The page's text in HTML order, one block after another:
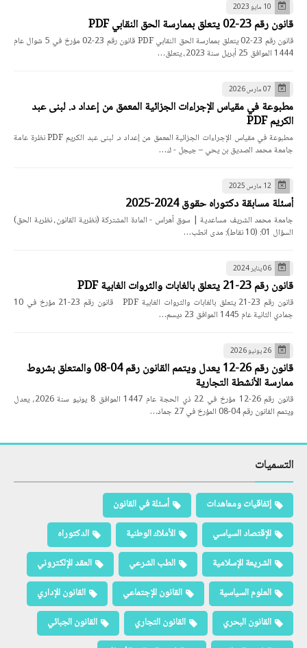
10 مايو 2023
قانون رقم 23-02 يتعلق بممارسة الحق النقابي PDF
قانون رقم 23-02 يتعلق بممارسة الحق النقابي PDF قانون رقم 23-02 مؤرخ في 5 شوال عام
1444 الموافق 25 أبريل سنة 2023، يتعلق…
07 مارس 2026
مطبوعة في مقياس الإجراءات الجزائية المعمق من إعداد د. لبنى عبد
الكريم PDF
مطبوعة في مقياس الإجراءات الجزائية المعمق من إعداد د. لبنى عبد الكريم PDF نظرة عامة
جامعة محمد الصديق بن يحي – جيجل - ك…
12 مارس 2025
أسئلة مسابقة دكتوراه حقوق 2024-2025
جامعة محمد الشريف مساعدية | سوق أهراس - المادة المشتركة (نظرية القانون، نظرية الحق)
السؤال 01: (10 نقاط): مدى انطب…
06 يناير 2024
قانون رقم 23-21 يتعلق بالغابات والثروات الغابية PDF
قانون رقم 23-21 يتعلق بالغابات والثروات الغابية PDF قانون رقم 23-21 مؤرخ في 10
جمادي الثانية عام 1445 الموافق 23 ديسم…
26 يونيو 2026
قانون رقم 26-12 يعدل ويتمم القانون رقم 04-08 والمتعلق بشروط
ممارسة الأنشطة التجارية
قانون رقم 26-12 مؤرخ في 22 ذي الحجة عام 1447 الموافق 8 يونيو سنة 2026، يعدل
ويتمم القانون رقم 04-08 المؤرخ في 27 جماد…
التسميات
إتفاقيات ومعاهدات
أسئلة في القانون
الإقتصاد السياسي
الأملاك الوطنية
الدكتوراه
الشريعة الإسلامية
الطب الشرعي
العقد الإلكتروني
العلوم السياسية
القانون الإجتماعي
القانون الإداري
القانون البحري
القانون التجاري
القانون الجبائي